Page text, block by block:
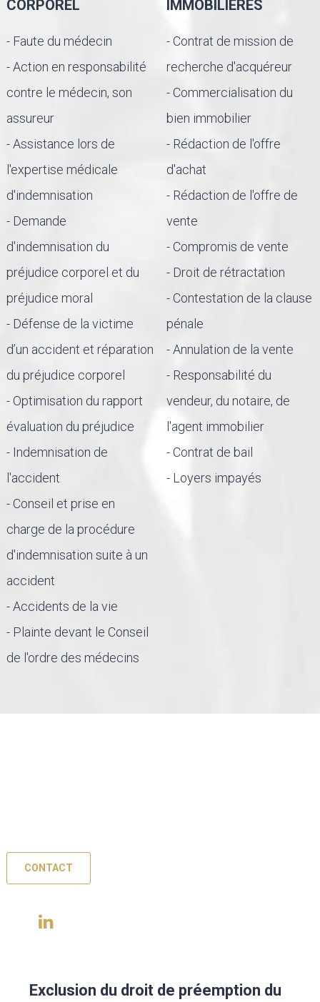
CORPOREL
- Faute du médecin
- Action en responsabilité
contre le médecin, son
assureur
- Assistance lors de
l'expertise médicale
d'indemnisation
- Demande
d'indemnisation du
préjudice corporel et du
préjudice moral
- Défense de la victime
d’un accident et réparation
du préjudice corporel
- Optimisation du rapport
évaluation du préjudice
- Indemnisation de
l'accident
- Conseil et prise en
charge de la procédure
d'indemnisation suite à un
accident
- Accidents de la vie
- Plainte devant le Conseil
de l'ordre des médecins
IMMOBILIÈRES
- Contrat de mission de
recherche d'acquéreur
- Commercialisation du
bien immobilier
- Rédaction de l'offre
d'achat
- Rédaction de l'offre de
vente
- Compromis de vente
- Droit de rétractation
- Contestation de la clause
pénale
- Annulation de la vente
- Responsabilité du
vendeur, du notaire, de
l'agent immobilier
- Contrat de bail
- Loyers impayés
CONTACT
Exclusion du droit de préemption du